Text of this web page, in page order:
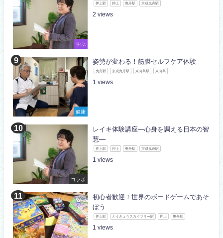
学ぶ
押上駅 押上 曳舟駅 京成曳舟駅
2
健康
姿勢が変わる！筋膜セルフケア体験
曳舟駅 京成曳舟駅 東向島駅 東向島
1
コラボ
レイキ体験講座―心身を調える日本の智
慧―
押上駅 押上 曳舟駅 京成曳舟駅
1
初心者歓迎！世界のボードゲームであそ
ぼう
押上駅 とうきょうスカイツリー駅 押上 曳舟駅
1